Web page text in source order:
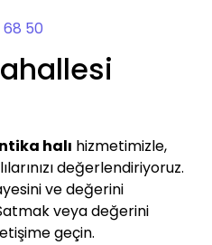
68 50
halı hizmetimizle,
değerlendiriyoruz.
ve değerini
veya değerini
geçin.